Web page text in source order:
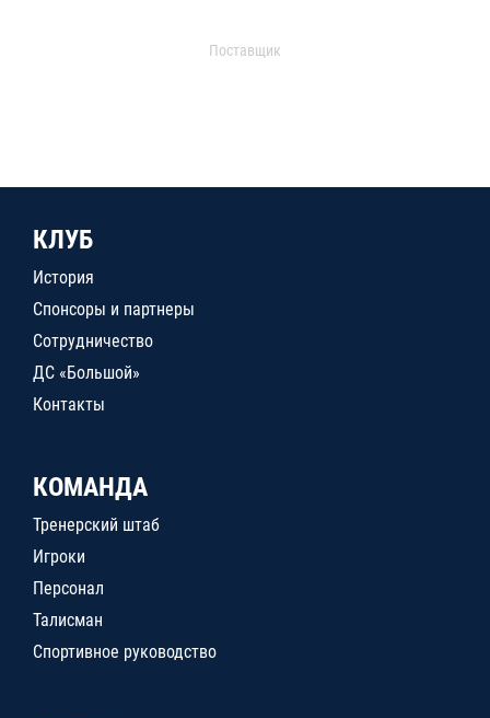
Поставщик
КЛУБ
История
Спонсоры и партнеры
Сотрудничество
ДС «Большой»
Контакты
КОМАНДА
Тренерский штаб
Игроки
Персонал
Талисман
Спортивное руководство